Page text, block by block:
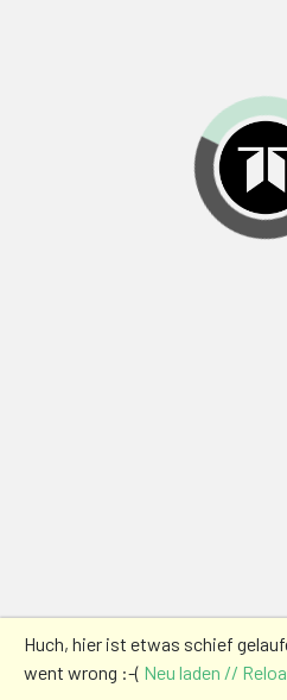
Huch, hier ist etwas schief
went wrong :-( Neu laden //